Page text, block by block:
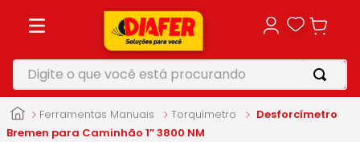
Digite o que você está procurando
Ferramentas Manuais Torquímetro
Desforcímetro
Bremen para Caminhão 1” 3800 NM
1º